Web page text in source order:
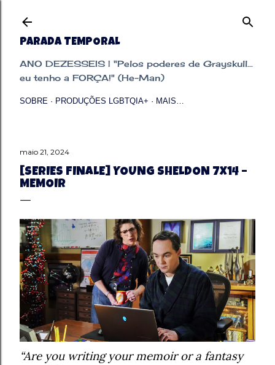
PARADA TEMPORAL
ANO DEZESSEIS | "Pelos poderes de Grayskull...
eu tenho a FORÇA!" (He-Man)
SOBRE PRODUÇÕES LGBTQIA+ MAIS…
maio 21, 2024
[SERIES FINALE] YOUNG SHELDON 7X14 –
MEMOIR
“Are you writing your memoir or a fantasy